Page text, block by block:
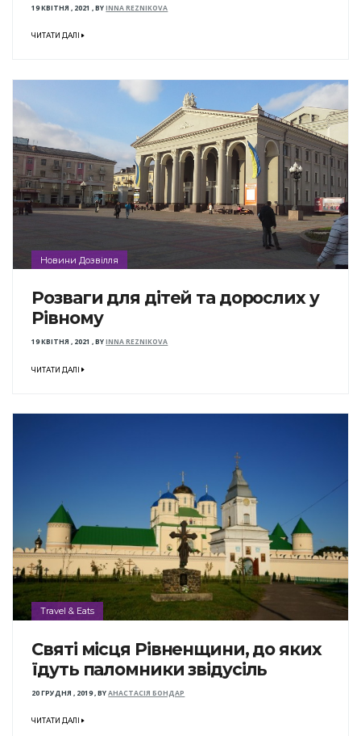
19 КВІТНЯ , 2021 ,BYINNA REZNIKOVA
ЧИТАТИ ДАЛІ
Новини Дозвілля
Розваги для дітей та дорослих у
Рівному
19 КВІТНЯ , 2021 ,BYINNA REZNIKOVA
ЧИТАТИ ДАЛІ
Travel & Eats
Святі місця Рівненщини, до яких
їдуть паломники звідусіль
20 ГРУДНЯ , 2019,BYАНАСТАСІЯ БОНДАР
ЧИТАТИ ДАЛІ